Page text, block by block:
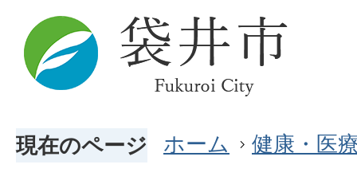
現在のページ ホーム 健康・医